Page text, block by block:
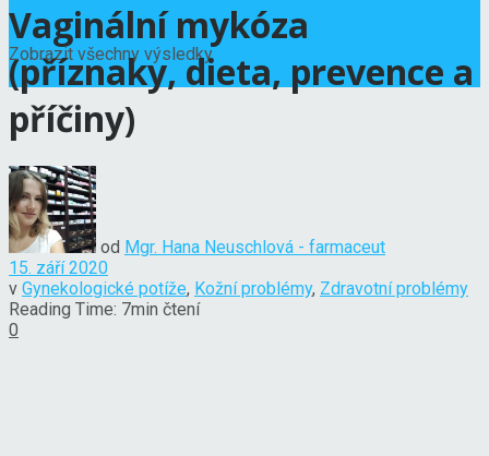
Zobrazit všechny výsledky
Vaginální mykóza
(příznaky, dieta, prevence a
příčiny)
od Mgr. Hana Neuschlová - farmaceut
15. září 2020
v Gynekologické potíže, Kožní problémy, Zdravotní problémy
Reading Time: 7min čtení
0